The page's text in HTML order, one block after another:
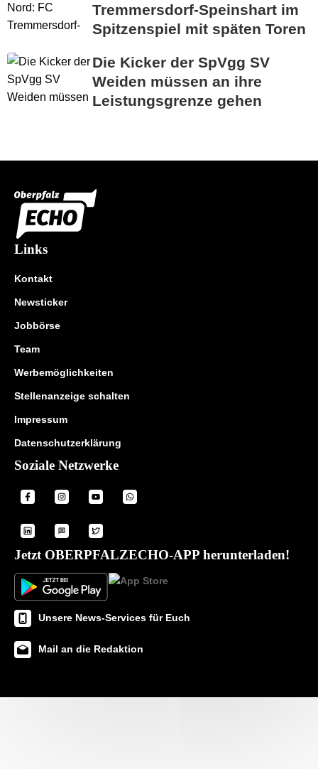
Tremmersdorf-Speinshart im
Spitzenspiel mit späten Toren
Die Kicker der SpVgg SV
Weiden müssen an ihre
Leistungsgrenze gehen
Links
Kontakt
Newsticker
Jobbörse
Team
Werbemöglichkeiten
Stellenanzeige schalten
Impressum
Datenschutzerklärung
Soziale Netzwerke
Jetzt OBERPFALZECHO-APP herunterladen!
Unsere News-Services für Euch
Mail an die Redaktion